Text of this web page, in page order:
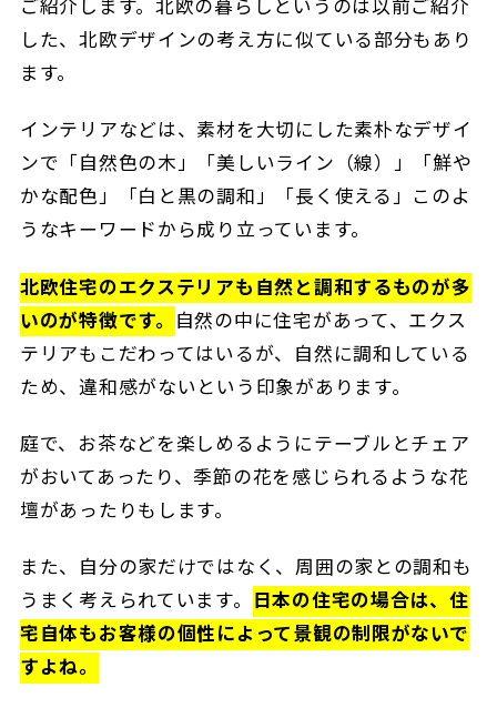
ご紹介します。北欧の暮らしというのは以前ご紹介
した、北欧デザインの考え方に似ている部分もあり
ます。
インテリアなどは、素材を大切にした素朴なデザイ
ンで「自然色の木」「美しいライン（線）」「鮮や
かな配色」「白と黒の調和」「長く使える」このよ
うなキーワードから成り立っています。
北欧住宅のエクステリアも自然と調和するものが多
いのが特徴です。 自然の中に住宅があって、エクス
テリアもこだわってはいるが、自然に調和している
ため、違和感がないという印象があります。
庭で、お茶などを楽しめるようにテーブルとチェア
がおいてあったり、季節の花を感じられるような花
壇があったりもします。
また、自分の家だけではなく、周囲の家との調和も
うまく考えられています。 日本の住宅の場合は、住
宅自体もお客様の個性によって景観の制限がないで
すよね。